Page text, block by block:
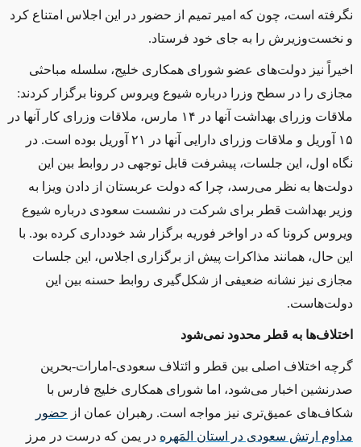
نگرفته است، چون که امیر تمیم از حضور در این اجلاس امتناع کرد
و نخست‌وزیرش را به جای خود فرستاد.
اخیراً نیز دولت‌های عضو شورای همکاری خلیج، سلسله مباحثی
مجازی را در سطح وزرا درباره شیوع ویروس کرونا برگزار کردند:
ملاقات وزرای بهداشت آنها در ۱۴ مارس، ملاقات وزرای کار آنها در
۱۵ آوریل و ملاقات وزرای دارایی آنها در ۲۱ آوریل بوده است. در
نگاه اول، این جلسات، پیشرفت قابل توجهی در روابط بین این
دولت‌ها به نظر می‌رسد، چرا که دولت عربستان از دادن ویزا به
وزیر بهداشت قطر برای شرکت در نشست سعودی درباره شیوع
ویروس کرونا که در اواخر فوریه برگزار شد خودداری کرده بود. با
این حال، همانند مذاکرات پیش از برگزاری اجلاس، این جلسات
مجازی نیز نشانه ضعیفی از شکل‌گیری روابط حسنه بین این
دولت‌هاست.
اختلاف‌ها به قطر محدود نمی‌شود
گرچه اختلاف اصلی بین قطر و ائتلاف سعودی-امارات-بحرین
صدرنشین اخبار می‌شود، اما شورای همکاری خلیج فارس با
شکاف‌های عمیق‌تری نیز مواجه است. رهبران عمان از حضور
مداوم ارتش سعودی در استان المَهره در یمن که درست در مرز